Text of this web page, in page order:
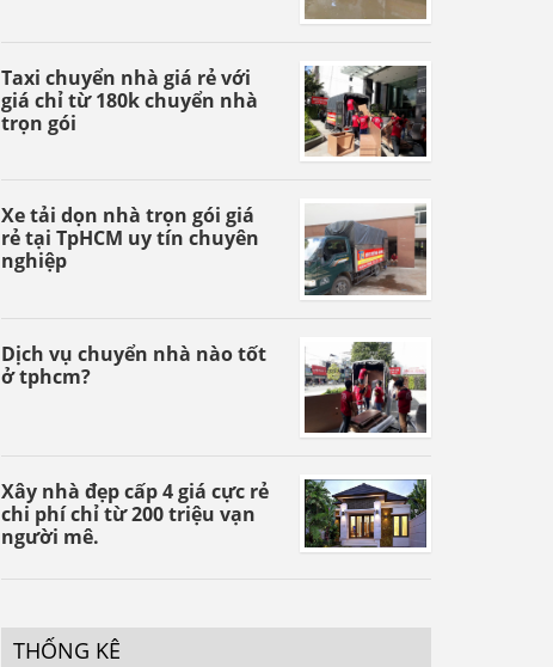
Taxi chuyển nhà giá rẻ với
giá chỉ từ 180k chuyển nhà
trọn gói
Xe tải dọn nhà trọn gói giá
rẻ tại TpHCM uy tín chuyên
nghiệp
Dịch vụ chuyển nhà nào tốt
ở tphcm?
Xây nhà đẹp cấp 4 giá cực rẻ
chi phí chỉ từ 200 triệu vạn
người mê.
THỐNG KÊ